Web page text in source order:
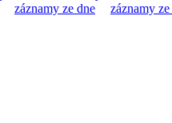
záznamy ze dne
záznamy